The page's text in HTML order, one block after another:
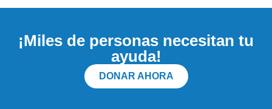
¡Miles de personas necesitan tu
ayuda!
DONAR AHORA